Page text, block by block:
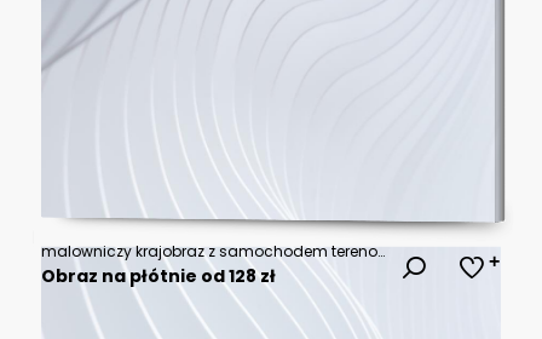
malowniczy krajobraz z samochodem terenowym jadącym po skalistej drodze
Obraz na płótnie od 128 zł